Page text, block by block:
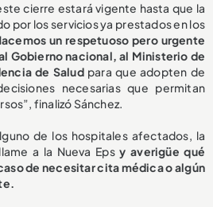
cierre estará vigente hasta que la
por los servicios ya prestados en los
un respetuoso pero urgente
Gobierno nacional, al Ministerio de
de Salud para que adopten de
necesarias que permitan
finalizó Sánchez.
de los hospitales afectados, la
a la Nueva Epsy averigüe qué
de necesitar cita médica o algún